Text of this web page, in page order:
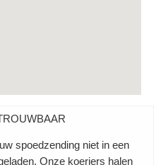
spoedzending niet in een
Onze koeriers halen